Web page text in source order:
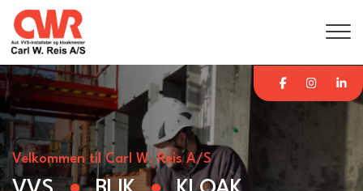
hovedindhold
Velkommen til Carl W. Reis A/S